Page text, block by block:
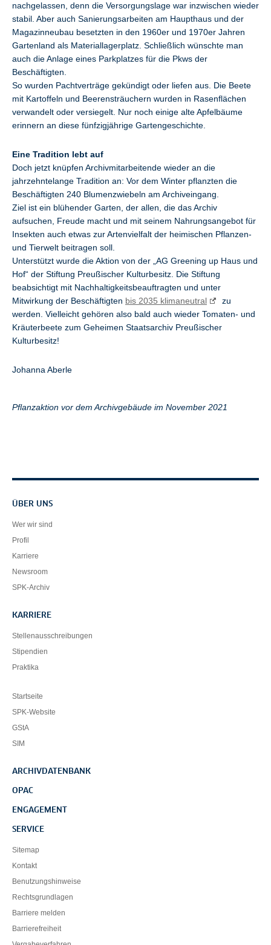
nachgelassen, denn die Versorgungslage war inzwischen wieder
stabil. Aber auch Sanierungsarbeiten am Haupthaus und der
Magazinneubau besetzten in den 1960er und 1970er Jahren
Gartenland als Materiallagerplatz. Schließlich wünschte man
auch die Anlage eines Parkplatzes für die Pkws der
Beschäftigten.
So wurden Pachtverträge gekündigt oder liefen aus. Die Beete
mit Kartoffeln und Beerensträuchern wurden in Rasenflächen
verwandelt oder versiegelt. Nur noch einige alte Apfelbäume
erinnern an diese fünfzigjährige Gartengeschichte.
Eine Tradition lebt auf
Doch jetzt knüpfen Archivmitarbeitende wieder an die
jahrzehntelange Tradition an: Vor dem Winter pflanzten die
Beschäftigten 240 Blumenzwiebeln am Archiveingang.
Ziel ist ein blühender Garten, der allen, die das Archiv
aufsuchen, Freude macht und mit seinem Nahrungsangebot für
Insekten auch etwas zur Artenvielfalt der heimischen Pflanzen-
und Tierwelt beitragen soll.
Unterstützt wurde die Aktion von der „AG Greening up Haus und
Hof“ der Stiftung Preußischer Kulturbesitz. Die Stiftung
beabsichtigt mit Nachhaltigkeitsbeauftragten und unter
Mitwirkung der Beschäftigten bis 2035 klimaneutral
zu
werden. Vielleicht gehören also bald auch wieder Tomaten- und
Kräuterbeete zum Geheimen Staatsarchiv Preußischer
Kulturbesitz!
Johanna Aberle
Pflanzaktion vor dem Archivgebäude im November 2021
Servicenavigation
ÜBER UNS
Wer wir sind
Profil
Karriere
Newsroom
SPK-Archiv
KARRIERE
Stellenausschreibungen
Stipendien
Praktika
Startseite
SPK-Website
GStA
SIM
ARCHIVDATENBANK
OPAC
ENGAGEMENT
SERVICE
Sitemap
Kontakt
Benutzungshinweise
Rechtsgrundlagen
Barriere melden
Barrierefreiheit